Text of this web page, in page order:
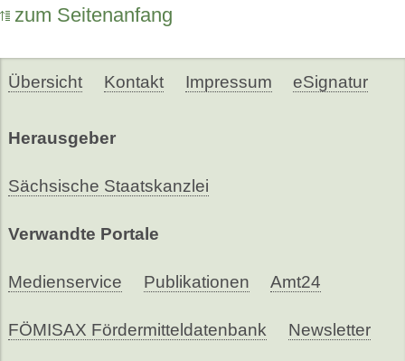
zum Seitenanfang
Übersicht Kontakt Impressum eSignatur
Herausgeber
Sächsische Staatskanzlei
Verwandte Portale
Medienservice Publikationen Amt24
FÖMISAX Fördermitteldatenbank Newsletter